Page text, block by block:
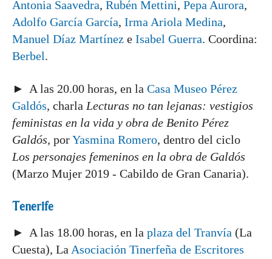
Antonia Saavedra, Rubén Mettini, Pepa Aurora,
Adolfo García García, Irma Ariola Medina,
Manuel Díaz Martínez e Isabel Guerra. Coordina:
Berbel.
► A las 20.00 horas, en la Casa Museo Pérez
Galdós, charla Lecturas no tan lejanas: vestigios
feministas en la vida y obra de Benito Pérez
Galdós, porYasmina Romero, dentro del ciclo
Los personajes femeninos en la obra de Galdós
(Marzo Mujer 2019 - Cabildo de Gran Canaria).
Tenerife
► A las 18.00 horas, en la plaza del Tranvía (La
Cuesta), La Asociación Tinerfeña de Escritores